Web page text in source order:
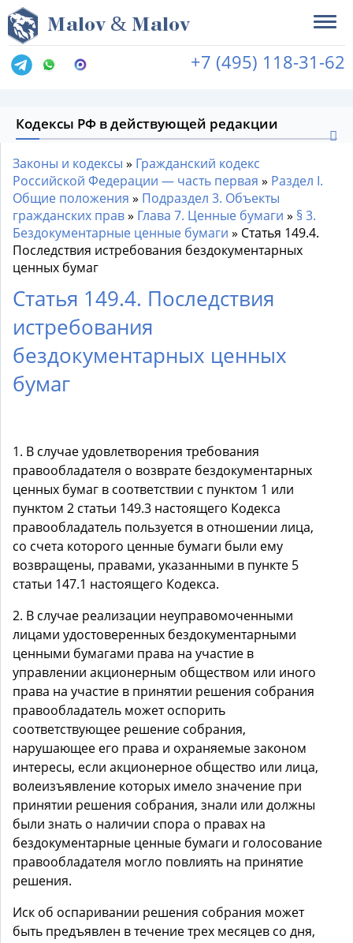
Malov & Malov
+7 (495) 118-31-62
Кодексы РФ в действующей редакции
Законы и кодексы » Гражданский кодекс
Российской Федерации — часть первая » Раздел I.
Общие положения » Подраздел 3. Объекты
гражданских прав» Глава 7. Ценные бумаги » § 3.
Бездокументарные ценные бумаги » Статья 149.4.
Последствия истребования бездокументарных
ценных бумаг
Статья 149.4. Последствия
истребования
бездокументарных ценных
бумаг
1. В случае удовлетворения требования
правообладателя о возврате бездокументарных
ценных бумаг в соответствии с пунктом 1 или
пунктом 2 статьи 149.3 настоящего Кодекса
правообладатель пользуется в отношении лица,
со счета которого ценные бумаги были ему
возвращены, правами, указанными в пункте 5
статьи 147.1 настоящего Кодекса.
2. В случае реализации неуправомоченными
лицами удостоверенных бездокументарными
ценными бумагами права на участие в
управлении акционерным обществом или иного
права на участие в принятии решения собрания
правообладатель может оспорить
соответствующее решение собрания,
нарушающее его права и охраняемые законом
интересы, если акционерное общество или лица,
волеизъявление которых имело значение при
принятии решения собрания, знали или должны
были знать о наличии спора о правах на
бездокументарные ценные бумаги и голосование
правообладателя могло повлиять на принятие
решения.
Иск об оспаривании решения собрания может
быть предъявлен в течение трех месяцев со дня,